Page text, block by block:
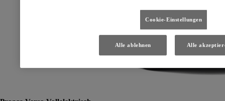
Cookie-Einstellungen
Alle ablehnen Alle